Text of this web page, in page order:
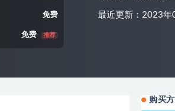
免费
免费 推荐
最近更新：2023年
购买